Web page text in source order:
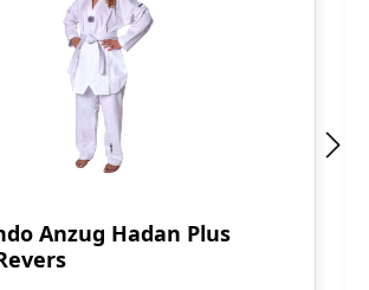
Anzug Hadan Plus